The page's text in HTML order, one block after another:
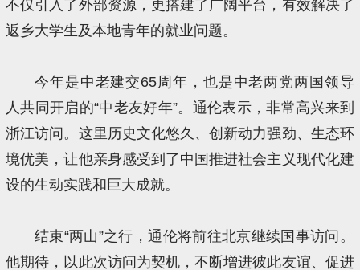
不仅引入了外部资源，更搭建了广阔平台，有效解决了
返乡大学生及本地青年的就业问题。
今年是中老建交65周年，也是中老两党两国领导
人共同开启的“中老友好年”。通伦表示，非常高兴来到
浙江访问。这里历史文化悠久、创新动力强劲、生态环
境优美，让他亲身感受到了中国推进社会主义现代化建
设的生动实践和巨大成就。
结束“两山”之行，通伦将前往北京继续国事访问。
他期待，以此次访问为契机，不断增进彼此友谊、促进